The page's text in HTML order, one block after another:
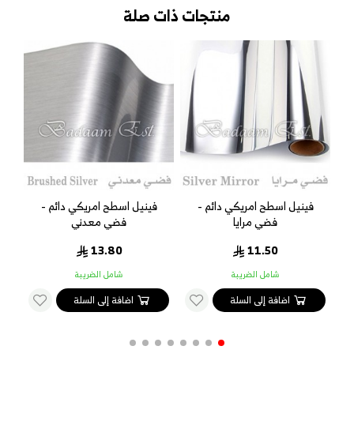
منتجات ذات صلة
فينيل اسطح امريكي دائم -
فضي مرايا
11.50
شامل الضريبة
اضافة إلى السلة
فينيل اسطح امريكي دائم -
فضي معدني
13.80
شامل الضريبة
اضافة إلى السلة